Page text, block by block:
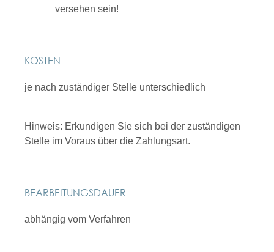
versehen sein!
KOSTEN
je nach zuständiger Stelle unterschiedlich
Hinweis: Erkundigen Sie sich bei der zuständigen
Stelle im Voraus über die Zahlungsart.
BEARBEITUNGSDAUER
abhängig vom Verfahren